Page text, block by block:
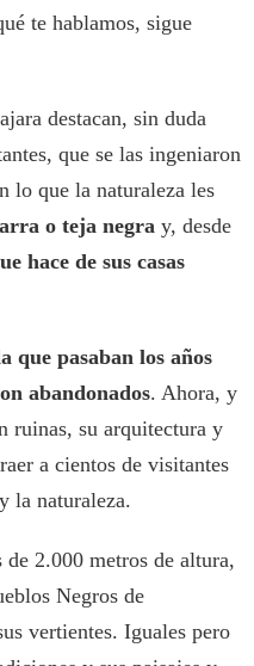
te hablamos, sigue
destacan, sin duda
que se las ingeniaron
lo que la naturaleza les
o teja negra y, desde
hace de sus casas
que pasaban los años
abandonados. Ahora, y
ruinas, su arquitectura y
a cientos de visitantes
la naturaleza.
de 2.000 metros de altura,
Negros de
vertientes. Iguales pero